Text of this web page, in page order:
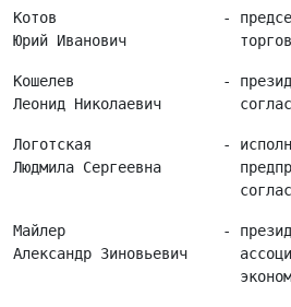
Котов                   -
Кошелев                 -
Логотская               -
Людмила Сергеевна
Майлер                  - президент
Александр Зиновьевич